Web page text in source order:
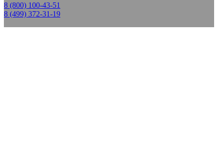
8 (800) 100-43-51
8 (499) 372-31-19